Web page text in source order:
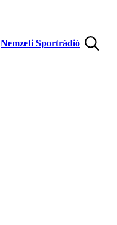
Nemzeti Sportrádió